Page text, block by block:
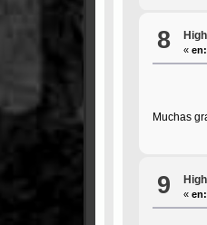
8 «en:
Muchas
9 «en: